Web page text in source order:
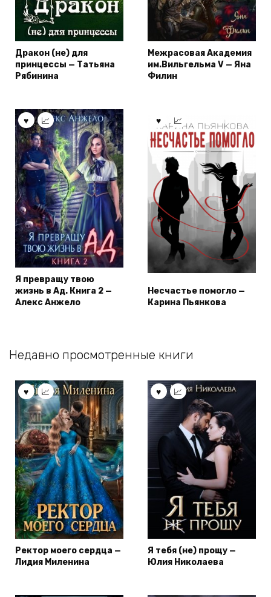
Дракон (не) для
принцессы — Татьяна
Рябинина
Межрасовая Академия
им.Вильгельма V — Яна
Филин
Я превращу твою
жизнь в Ад. Книга 2 —
Алекс Анжело
Несчастье помогло —
Карина Пьянкова
Недавно просмотренные книги
Ректор моего сердца —
Лидия Миленина
Я тебя (не) прощу —
Юлия Николаева